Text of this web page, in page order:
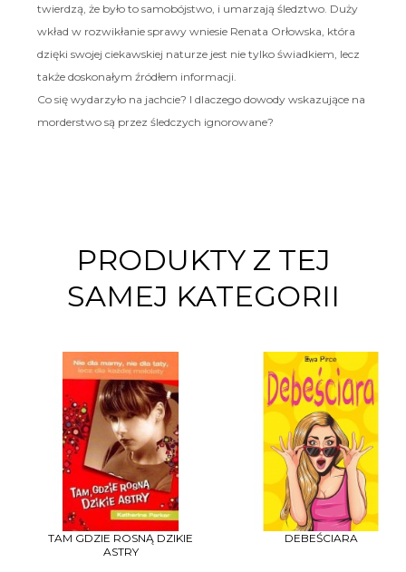
twierdzą, że było to samobójstwo, i umarzają śledztwo. Duży
wkład w rozwikłanie sprawy wniesie Renata Orłowska, która
dzięki swojej ciekawskiej naturze jest nie tylko świadkiem, lecz
także doskonałym źródłem informacji.
Co się wydarzyło na jachcie? I dlaczego dowody wskazujące na
morderstwo są przez śledczych ignorowane?
PRODUKTY Z TEJ
SAMEJ KATEGORII
TAM GDZIE ROSNĄ DZIKIE
ASTRY
DEBEŚCIARA